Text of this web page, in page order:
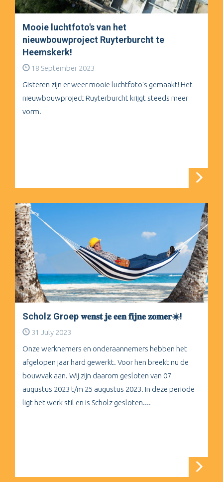
Mooie luchtfoto's van het
nieuwbouwproject Ruyterburcht te
Heemskerk!
18 September 2023
Gisteren zijn er weer mooie luchtfoto's gemaakt! Het
nieuwbouwproject Ruyterburcht krijgt steeds meer
vorm.
Scholz Groep 𝐰𝐞𝐧𝐬𝐭 𝐣𝐞 𝐞𝐞𝐧 𝐟𝐢𝐣𝐧𝐞 𝐳𝐨𝐦𝐞𝐫☀️!
31 July 2023
Onze werknemers en onderaannemers hebben het
afgelopen jaar hard gewerkt. Voor hen breekt nu de
bouwvak aan. Wij zijn daarom gesloten van 07
augustus 2023 t/m 25 augustus 2023. In deze periode
ligt het werk stil en is Scholz gesloten....